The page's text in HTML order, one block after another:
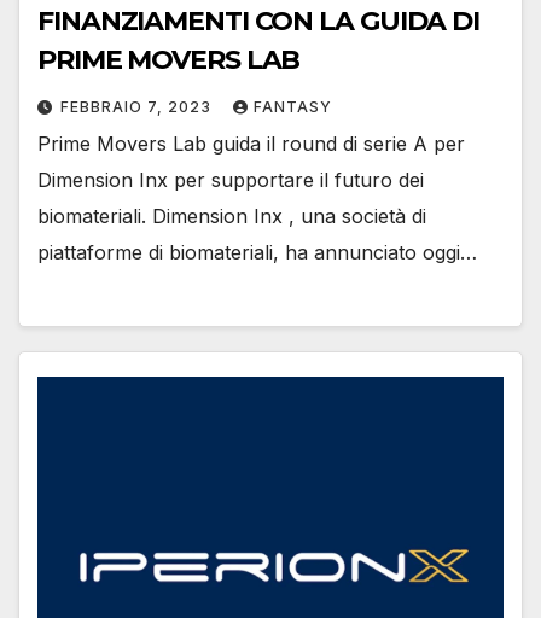
FINANZIAMENTI CON LA GUIDA DI
PRIME MOVERS LAB
FEBBRAIO 7, 2023 FANTASY
Prime Movers Lab guida il round di serie A per
Dimension Inx per supportare il futuro dei
biomateriali. Dimension Inx , una società di
piattaforme di biomateriali, ha annunciato oggi…